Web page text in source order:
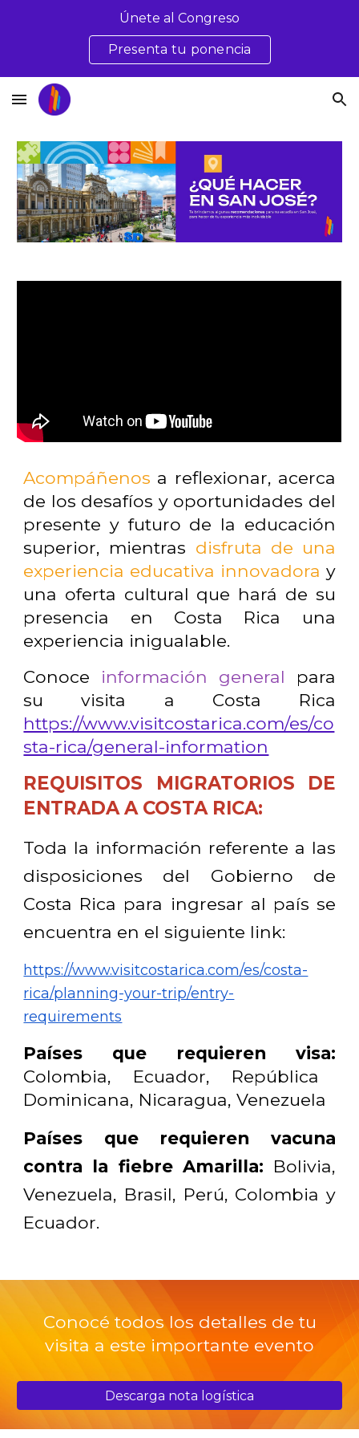
Únete al Congreso
Presenta tu ponencia
Acompáñenos a reflexionar, acerca
de los desafíos y oportunidades del
presente y futuro de la educación
superior, mientras disfruta de una
experiencia educativa innovadora y
una oferta cultural que hará de su
presencia en Costa Rica una
experiencia inigualable.
Conoce información general para
su visita a Costa Rica
https://www.visitcostarica.com/es/co
sta-rica/general-information
REQUISITOS MIGRATORIOS DE
ENTRADA A COSTA RICA:
Toda la información referente a las
disposiciones del Gobierno de
Costa Rica para ingresar al país se
encuentra en el siguiente link:
https://www.visitcostarica.com/es/costa-
rica/planning-your-trip/entry-
requirements
Países que requieren visa:
Colombia, Ecuador, República
Dominicana, Nicaragua, Venezuela
Países que requieren vacuna
contra la fiebre Amarilla: Bolivia,
Venezuela, Brasil, Perú, Colombia y
Ecuador.
Conocé todos los detalles de tu
visita a este importante evento
Descarga nota logística